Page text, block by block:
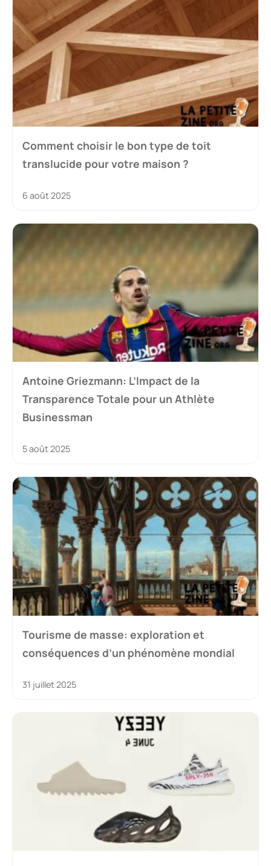
Comment choisir le bon type de toit
translucide pour votre maison ?
6 août 2025
Antoine Griezmann: L’Impact de la
Transparence Totale pour un Athlète
Businessman
5 août 2025
Tourisme de masse: exploration et
conséquences d’un phénomène mondial
31 juillet 2025